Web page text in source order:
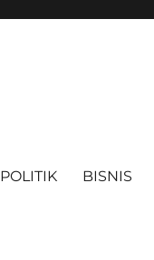
POLITIK BISNIS